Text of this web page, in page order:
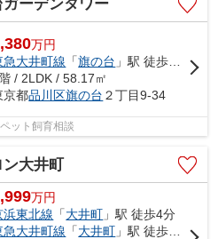
ーデンタワー
万円
急大井町線 「旗の台 」駅 徒歩4分
/ 2LDK / 58.17㎡
京都品川区旗の台 ２丁目9-34
ット飼育相談
ン大井町
万円
浜東北線 「大井町 」駅 徒歩4分
急大井町線 「大井町 」駅 徒歩5分